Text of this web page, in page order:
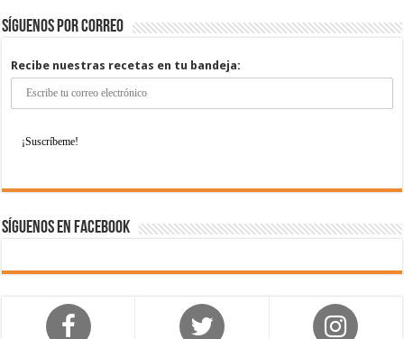
Síguenos por correo
Recibe nuestras recetas en tu bandeja:
Síguenos en Facebook